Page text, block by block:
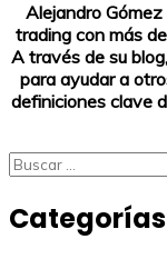
Alejandro
trading con más
A través de su
para ayudar a
definiciones clave
Buscar:
Categorías